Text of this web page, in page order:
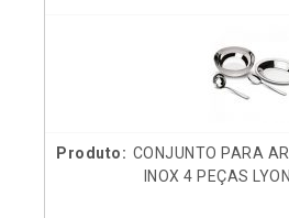
CONJUNTO PARA
INOX 4 PEÇAS